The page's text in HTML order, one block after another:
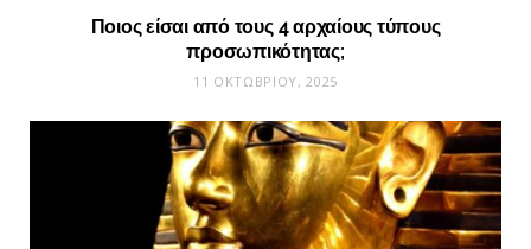
Ποιος είσαι από τους 4 αρχαίους τύπους
προσωπικότητας;
11 ΟΚΤΩΒΡΊΟΥ, 2025